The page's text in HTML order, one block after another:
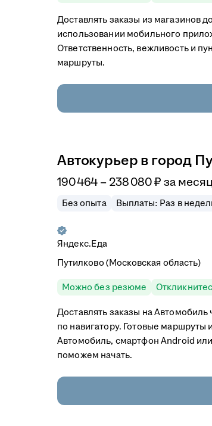
Доставлять заказы из магазинов
использовании мобильного
Ответственность, вежливость и
маршруты.
Автокурьер в город
190 464 – 238 080₽ за
Без опыта Выплаты: Раз в
Яндекс.Еда
Путилково (Московская область)
Можно без резюме
Доставлять заказы на
по навигатору. Готовые маршруты
Автомобиль, смартфон Android
поможем начать.